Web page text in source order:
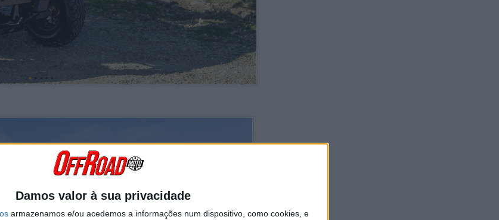
Damos valor à sua privacidade
armazenamos e/ou acedemos a informações num dispositivo, como cookies, e